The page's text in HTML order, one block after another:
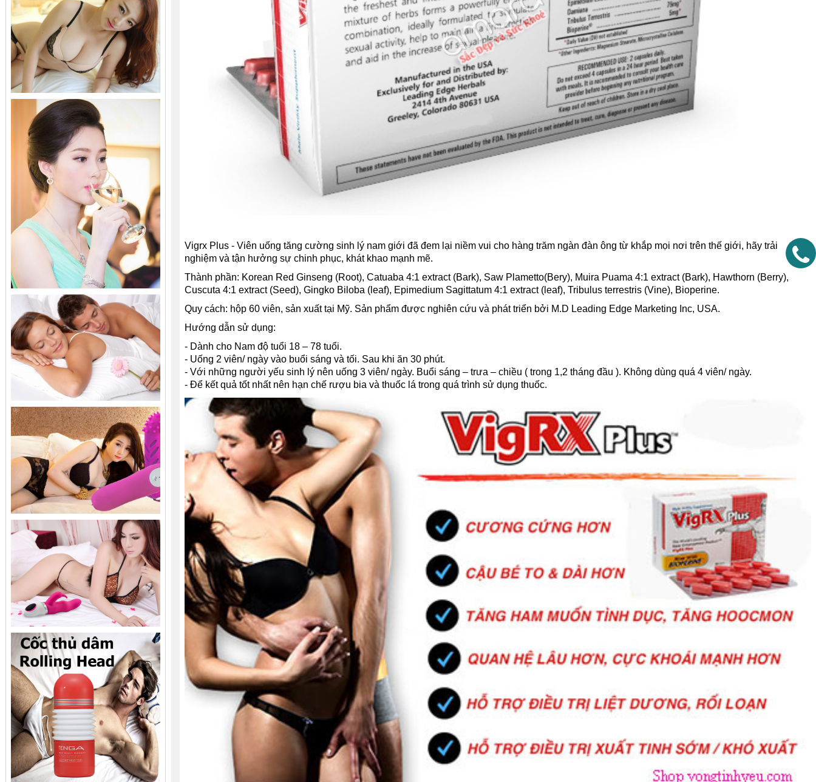
Vigrx Plus - Viên uống tăng cường sinh lý nam giới đã đem lại niềm vui cho hàng trăm ngàn đàn ông từ khắp mọi nơi trên thế giới, hãy trải
nghiệm và tận hưởng sự chinh phục, khát khao mạnh mẽ.
Thành phần: Korean Red Ginseng (Root), Catuaba 4:1 extract (Bark), Saw Plametto(Bery), Muira Puama 4:1 extract (Bark), Hawthorn (Berry),
Cuscuta 4:1 extract (Seed), Gingko Biloba (leaf), Epimedium Sagittatum 4:1 extract (leaf), Tribulus terrestris (Vine), Bioperine.
Quy cách: hộp 60 viên, sản xuất tại Mỹ. Sản phẩm được nghiên cứu và phát triển bởi M.D Leading Edge Marketing Inc, USA.
Hướng dẫn sử dụng:
- Dành cho Nam độ tuổi 18 – 78 tuổi.
- Uống 2 viên/ ngày vào buổi sáng và tối. Sau khi ăn 30 phút.
- Với những người yếu sinh lý nên uống 3 viên/ ngày. Buổi sáng – trưa – chiều ( trong 1,2 tháng đầu ). Không dùng quá 4 viên/ ngày.
- Để kết quả tốt nhất nên hạn chế rượu bia và thuốc lá trong quá trình sử dụng thuốc.